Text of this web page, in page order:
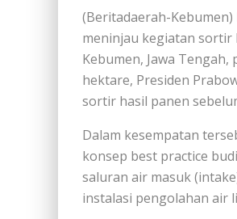
(Beritadaerah-
meninjau kegiatan sortir
Kebumen, Jawa Tengah,
hektare, Presiden
sortir hasil panen
Dalam kesempatan
konsep best practice
saluran air masuk
instalasi pengolahan air